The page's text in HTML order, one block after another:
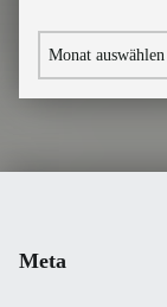
Archiv
Meta